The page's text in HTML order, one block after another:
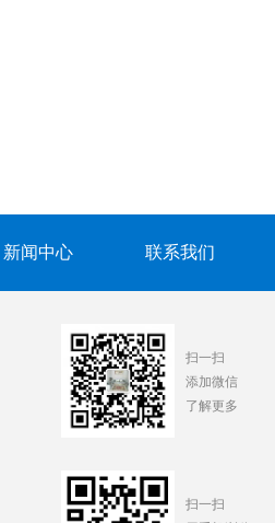
新闻中心 联系我们
扫一扫
添加微信
了解更多
扫一扫